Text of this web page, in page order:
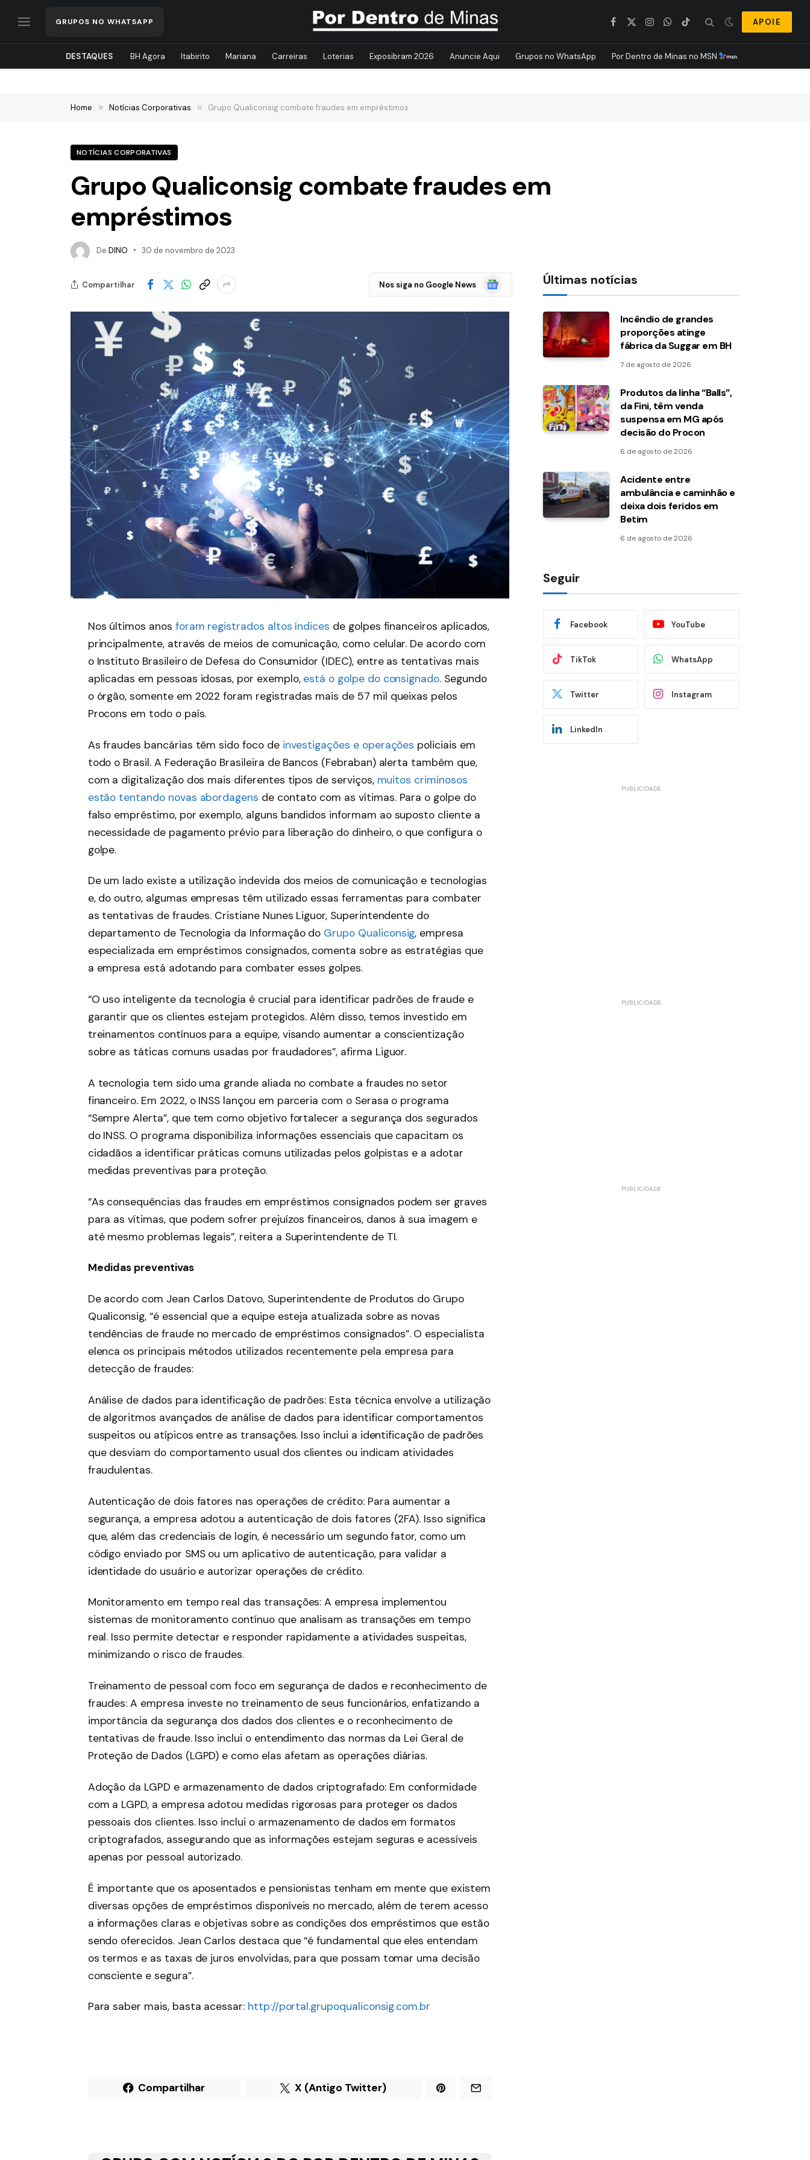
GRUPOS NO WHATSAPP Facebook
X
Instagram
WhatsApp
TikTok APOIE
DESTAQUES BH Agora Itabirito Mariana Carreiras Loterias Exposibram 2026 Anuncie Aqui Grupos no WhatsApp Por Dentro de Minas no MSN
Home » Notícias Corporativas » Grupo Qualiconsig combate fraudes em empréstimos
NOTÍCIAS CORPORATIVAS
Grupo Qualiconsig combate fraudes em
empréstimos
De DINO 30 de novembro de 2023
Compartilhar Nos siga no Google News
Google
Notícias
Nos últimos anos foram registrados altos índices de golpes financeiros aplicados,
principalmente, através de meios de comunicação, como celular. De acordo com
o Instituto Brasileiro de Defesa do Consumidor (IDEC), entre as tentativas mais
aplicadas em pessoas idosas, por exemplo, está o golpe do consignado. Segundo
o órgão, somente em 2022 foram registradas mais de 57 mil queixas pelos
Procons em todo o país.
As fraudes bancárias têm sido foco de investigações e operações policiais em
todo o Brasil. A Federação Brasileira de Bancos (Febraban) alerta também que,
com a digitalização dos mais diferentes tipos de serviços, muitos criminosos
estão tentando novas abordagens de contato com as vítimas. Para o golpe do
falso empréstimo, por exemplo, alguns bandidos informam ao suposto cliente a
necessidade de pagamento prévio para liberação do dinheiro, o que configura o
golpe.
De um lado existe a utilização indevida dos meios de comunicação e tecnologias
e, do outro, algumas empresas têm utilizado essas ferramentas para combater
as tentativas de fraudes. Cristiane Nunes Liguor, Superintendente do
departamento de Tecnologia da Informação do Grupo Qualiconsig, empresa
especializada em empréstimos consignados, comenta sobre as estratégias que
a empresa está adotando para combater esses golpes.
“O uso inteligente da tecnologia é crucial para identificar padrões de fraude e
garantir que os clientes estejam protegidos. Além disso, temos investido em
treinamentos contínuos para a equipe, visando aumentar a conscientização
sobre as táticas comuns usadas por fraudadores”, afirma Liguor.
A tecnologia tem sido uma grande aliada no combate a fraudes no setor
financeiro. Em 2022, o INSS lançou em parceria com o Serasa o programa
“Sempre Alerta”, que tem como objetivo fortalecer a segurança dos segurados
do INSS. O programa disponibiliza informações essenciais que capacitam os
cidadãos a identificar práticas comuns utilizadas pelos golpistas e a adotar
medidas preventivas para proteção.
“As consequências das fraudes em empréstimos consignados podem ser graves
para as vítimas, que podem sofrer prejuízos financeiros, danos à sua imagem e
até mesmo problemas legais”, reitera a Superintendente de TI.
Medidas preventivas
De acordo com Jean Carlos Datovo, Superintendente de Produtos do Grupo
Qualiconsig, “é essencial que a equipe esteja atualizada sobre as novas
tendências de fraude no mercado de empréstimos consignados”. O especialista
elenca os principais métodos utilizados recentemente pela empresa para
detecção de fraudes:
Análise de dados para identificação de padrões: Esta técnica envolve a utilização
de algoritmos avançados de análise de dados para identificar comportamentos
suspeitos ou atípicos entre as transações. Isso inclui a identificação de padrões
que desviam do comportamento usual dos clientes ou indicam atividades
fraudulentas.
Autenticação de dois fatores nas operações de crédito: Para aumentar a
segurança, a empresa adotou a autenticação de dois fatores (2FA). Isso significa
que, além das credenciais de login, é necessário um segundo fator, como um
código enviado por SMS ou um aplicativo de autenticação, para validar a
identidade do usuário e autorizar operações de crédito.
Monitoramento em tempo real das transações: A empresa implementou
sistemas de monitoramento contínuo que analisam as transações em tempo
real. Isso permite detectar e responder rapidamente a atividades suspeitas,
minimizando o risco de fraudes.
Treinamento de pessoal com foco em segurança de dados e reconhecimento de
fraudes: A empresa investe no treinamento de seus funcionários, enfatizando a
importância da segurança dos dados dos clientes e o reconhecimento de
tentativas de fraude. Isso inclui o entendimento das normas da Lei Geral de
Proteção de Dados (LGPD) e como elas afetam as operações diárias.
Adoção da LGPD e armazenamento de dados criptografado: Em conformidade
com a LGPD, a empresa adotou medidas rigorosas para proteger os dados
pessoais dos clientes. Isso inclui o armazenamento de dados em formatos
criptografados, assegurando que as informações estejam seguras e acessíveis
apenas por pessoal autorizado.
É importante que os aposentados e pensionistas tenham em mente que existem
diversas opções de empréstimos disponíveis no mercado, além de terem acesso
a informações claras e objetivas sobre as condições dos empréstimos que estão
sendo oferecidos. Jean Carlos destaca que “é fundamental que eles entendam
os termos e as taxas de juros envolvidas, para que possam tomar uma decisão
consciente e segura”.
Para saber mais, basta acessar: http://portal.grupoqualiconsig.com.br
Compartilhar X (Antigo Twitter)
Últimas notícias
Incêndio de grandes
proporções atinge
fábrica da Suggar em BH
7 de agosto de 2026
Produtos da linha “Balls”,
da Fini, têm venda
suspensa em MG após
decisão do Procon
6 de agosto de 2026
Acidente entre
ambulância e caminhão e
deixa dois feridos em
Betim
6 de agosto de 2026
Seguir
Facebook YouTube
TikTok WhatsApp
Twitter Instagram
LinkedIn